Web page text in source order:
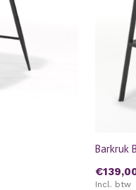
Barkruk
Incl. btw